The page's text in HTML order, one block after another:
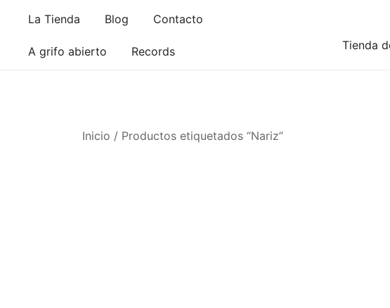
contenido
La Tienda Blog Contacto
A grifo abierto Records Tienda
Inicio / Productos etiquetados “Nariz”